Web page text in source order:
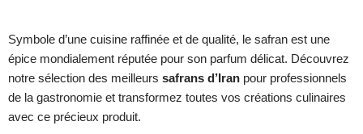
Symbole d’une cuisine raffinée et de qualité, le safran est une
épice mondialement réputée pour son parfum délicat. Découvrez
notre sélection des meilleurs safrans d’Iran pour professionnels
de la gastronomie et transformez toutes vos créations culinaires
avec ce précieux produit.